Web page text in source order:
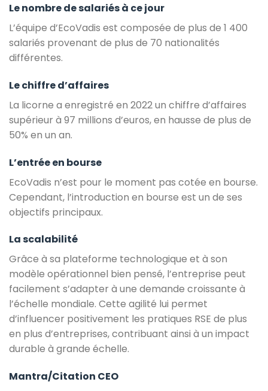
Le nombre de salariés à ce jour
L’équipe d’EcoVadis est composée de plus de 1 400
salariés provenant de plus de 70 nationalités
différentes.
Le chiffre d’affaires
La licorne a enregistré en 2022 un chiffre d’affaires
supérieur à 97 millions d’euros, en hausse de plus de
50% en un an.
L’entrée en bourse
EcoVadis n’est pour le moment pas cotée en bourse.
Cependant, l’introduction en bourse est un de ses
objectifs principaux.
La scalabilité
Grâce à sa plateforme technologique et à son
modèle opérationnel bien pensé, l’entreprise peut
facilement s’adapter à une demande croissante à
l’échelle mondiale. Cette agilité lui permet
d’influencer positivement les pratiques RSE de plus
en plus d’entreprises, contribuant ainsi à un impact
durable à grande échelle.
Mantra/Citation CEO